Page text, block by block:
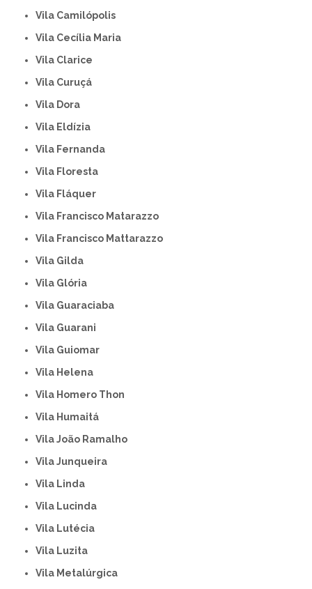
Vila Camilópolis
Vila Cecília Maria
Vila Clarice
Vila Curuçá
Vila Dora
Vila Eldízia
Vila Fernanda
Vila Floresta
Vila Fláquer
Vila Francisco Matarazzo
Vila Francisco Mattarazzo
Vila Gilda
Vila Glória
Vila Guaraciaba
Vila Guarani
Vila Guiomar
Vila Helena
Vila Homero Thon
Vila Humaitá
Vila João Ramalho
Vila Junqueira
Vila Linda
Vila Lucinda
Vila Lutécia
Vila Luzita
Vila Metalúrgica